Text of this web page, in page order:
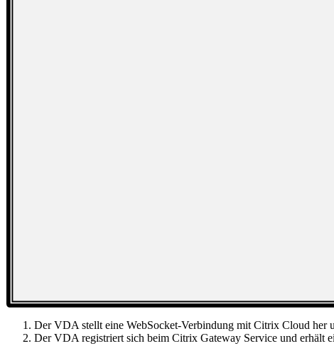
Der VDA stellt eine WebSocket-Verbindung mit Citrix Cloud her
Der VDA registriert sich beim Citrix Gateway Service und erhält